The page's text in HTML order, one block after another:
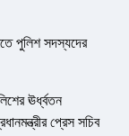
পুলিশ সদস্যদের
ঊর্ধ্বতন
প্রেস সচিব